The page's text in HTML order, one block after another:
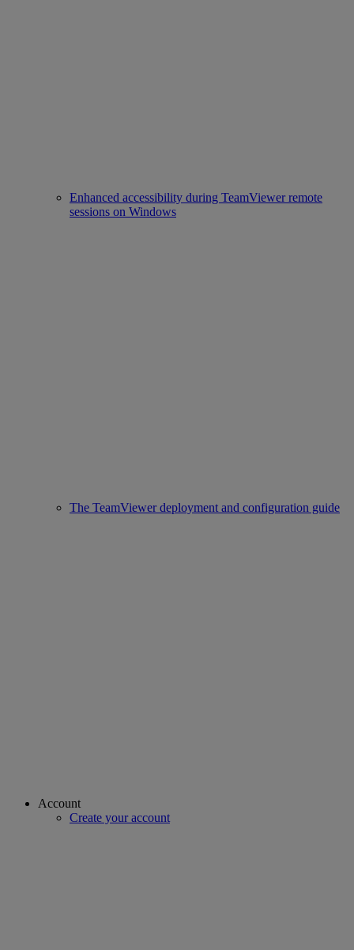
Enhanced accessibility during TeamViewer remote
sessions on Windows
The TeamViewer deployment and configuration guide
Account
Create your account